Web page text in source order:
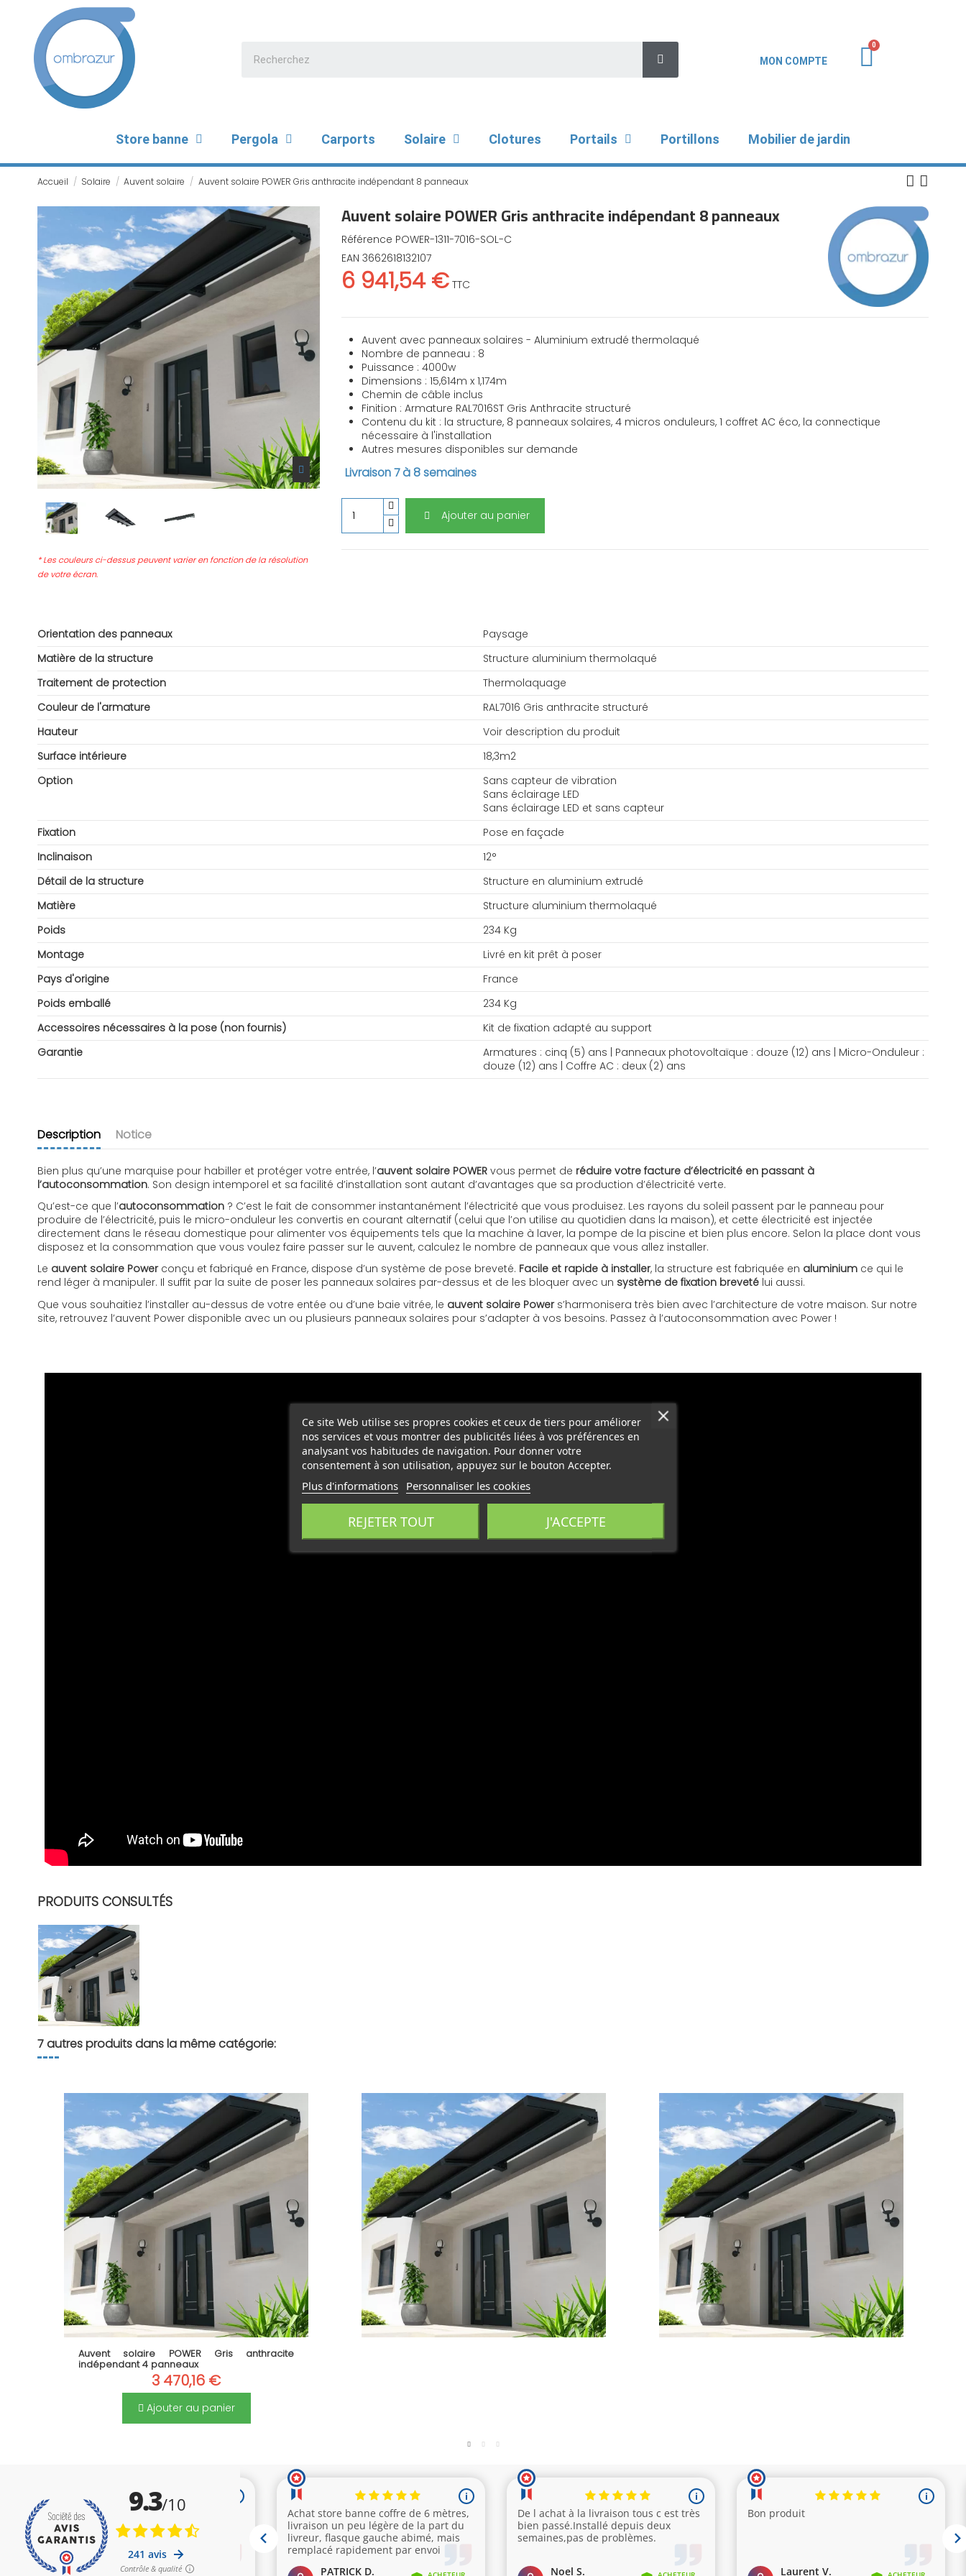
MON COMPTE
Store banne Pergola Carports Solaire Clotures Portails Portillons Mobilier de jardin
Accueil Solaire Auvent solaire Auvent solaire POWER Gris anthracite indépendant 8 panneaux
* Les couleurs ci-dessus peuvent varier en fonction de la résolution
de votre écran.
Auvent solaire POWER Gris anthracite indépendant 8 panneaux
Référence POWER-1311-7016-SOL-C
EAN 3662618132107
6 941,54 € TTC
Auvent avec panneaux solaires - Aluminium extrudé thermolaqué
Nombre de panneau : 8
Puissance : 4000w
Dimensions : 15,614m x 1,174m
Chemin de câble inclus
Finition : Armature RAL7016ST Gris Anthracite structuré
Contenu du kit : la structure, 8 panneaux solaires, 4 micros onduleurs, 1 coffret AC éco, la connectique
nécessaire à l'installation
Autres mesures disponibles sur demande
Livraison 7 à 8 semaines
Ajouter au panier
Orientation des panneaux
Paysage
Matière de la structure
Structure aluminium thermolaqué
Traitement de protection
Thermolaquage
Couleur de l'armature
RAL7016 Gris anthracite structuré
Hauteur
Voir description du produit
Surface intérieure
18,3m2
Option
Sans capteur de vibration
Sans éclairage LED
Sans éclairage LED et sans capteur
Fixation
Pose en façade
Inclinaison
12°
Détail de la structure
Structure en aluminium extrudé
Matière
Structure aluminium thermolaqué
Poids
234 Kg
Montage
Livré en kit prêt à poser
Pays d'origine
France
Poids emballé
234 Kg
Accessoires nécessaires à la pose (non fournis)
Kit de fixation adapté au support
Garantie
Armatures : cinq (5) ans | Panneaux photovoltaïque : douze (12) ans | Micro-Onduleur :
douze (12) ans | Coffre AC : deux (2) ans
Description Notice
Bien plus qu’une marquise pour habiller et protéger votre entrée, l’auvent solaire POWER vous permet de réduire votre facture d’électricité en passant à
l’autoconsommation. Son design intemporel et sa facilité d’installation sont autant d’avantages que sa production d’électricité verte.
Qu’est-ce que l’autoconsommation ? C’est le fait de consommer instantanément l’électricité que vous produisez. Les rayons du soleil passent par le panneau pour
produire de l’électricité, puis le micro-onduleur les convertis en courant alternatif (celui que l’on utilise au quotidien dans la maison), et cette électricité est injectée
directement dans le réseau domestique pour alimenter vos équipements tels que la machine à laver, la pompe de la piscine et bien plus encore. Selon la place dont vous
disposez et la consommation que vous voulez faire passer sur le auvent, calculez le nombre de panneaux que vous allez installer.
Le auvent solaire Powerconçu et fabriqué en France, dispose d’un système de pose breveté. Facile et rapide à installer, la structure est fabriquée en aluminium ce qui le
rend léger à manipuler. Il suffit par la suite de poser les panneaux solaires par-dessus et de les bloquer avec un système de fixation breveté lui aussi.
Que vous souhaitiez l’installer au-dessus de votre entée ou d’une baie vitrée, le auvent solaire Powers’harmonisera très bien avec l’architecture de votre maison. Sur notre
site, retrouvez l’auvent Power disponible avec un ou plusieurs panneaux solaires pour s’adapter à vos besoins. Passez à l’autoconsommation avec Power !
PRODUITS CONSULTÉS
7 autres produits dans la même catégorie:
Auvent solaire POWER Gris anthracite
indépendant 4 panneaux
3 470,16 €
Ajouter au panier
Ce site Web utilise ses propres cookies et ceux de tiers pour améliorer
nos services et vous montrer des publicités liées à vos préférences en
analysant vos habitudes de navigation. Pour donner votre
consentement à son utilisation, appuyez sur le bouton Accepter.
Plus d'informations Personnaliser les cookies
REJETER TOUT J'ACCEPTE